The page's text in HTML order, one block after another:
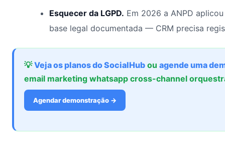
Esquecer da LGPD. Em 2026 a ANPD
base legal documentada — CRM precisa
💡Veja os planos do SocialHub ou agende uma
email marketing whatsapp cross-channel
Agendar demonstração →